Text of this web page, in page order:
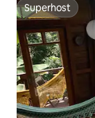
Superhost
Superhost